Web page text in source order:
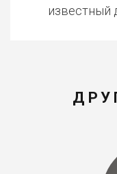
известный